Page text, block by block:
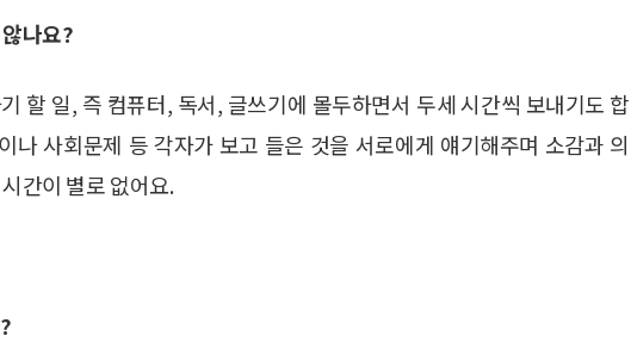
나요?
할 일, 즉 컴퓨터, 독서, 글쓰기에 몰두하면서 두세 시간씩 보내기도 합
나 사회문제 등 각자가 보고 들은 것을 서로에게 얘기해주며 소감과 의
간이 별로 없어요.